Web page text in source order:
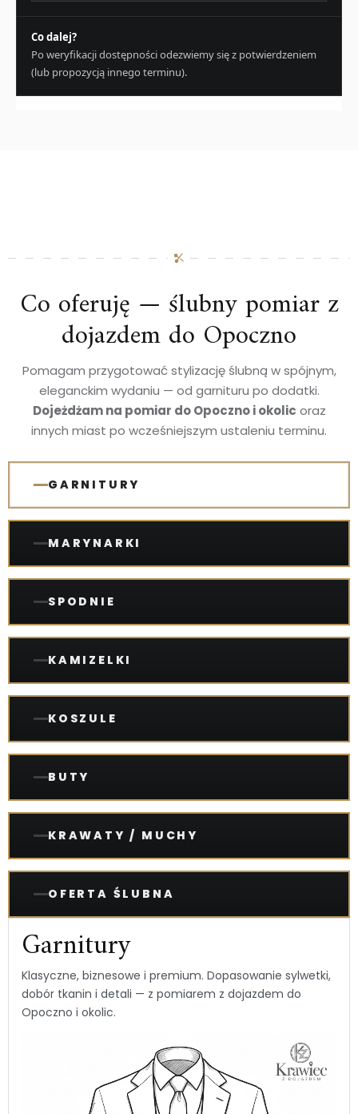
Co dalej?
Po weryfikacji dostępności odezwiemy się z potwierdzeniem
(lub propozycją innego terminu).
Co oferuję — ślubny pomiar z
dojazdem do Opoczno
Pomagam przygotować stylizację ślubną w spójnym,
eleganckim wydaniu — od garnituru po dodatki.
Dojeżdżam na pomiar do Opoczno i okolic oraz
innych miast po wcześniejszym ustaleniu terminu.
GARNITURY
MARYNARKI
SPODNIE
KAMIZELKI
KOSZULE
BUTY
KRAWATY / MUCHY
OFERTA ŚLUBNA
Garnitury
Klasyczne, biznesowe i premium. Dopasowanie sylwetki,
dobór tkanin i detali — z pomiarem z dojazdem do
Opoczno i okolic.